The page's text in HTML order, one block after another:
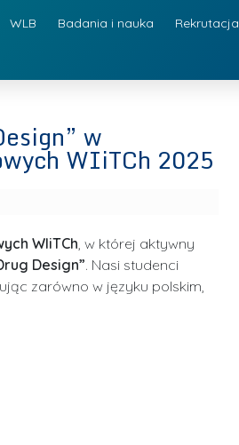
WLB Badania i nauka Rekrutacja
w
WIiTCh 2025
WIiTCh, w której aktywny
Design”. Nasi studenci
zarówno w języku polskim,